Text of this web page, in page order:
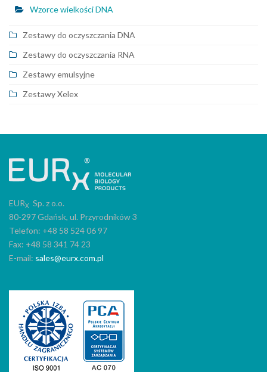
Wzorce wielkości DNA
Zestawy do oczyszczania DNA
Zestawy do oczyszczania RNA
Zestawy emulsyjne
Zestawy Xelex
EURX Sp. z o.o.
80-297 Gdańsk, ul. Przyrodników 3
Telefon: +48 58 524 06 97
Fax: +48 58 341 74 23
E-mail: sales@eurx.com.pl